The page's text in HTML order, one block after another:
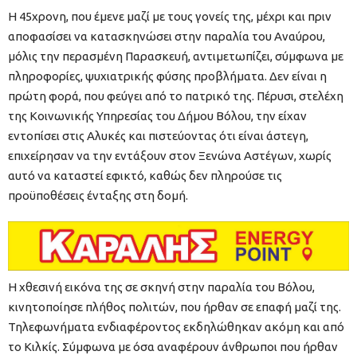
Η 45χρονη, που έμενε μαζί με τους γονείς της, μέχρι και πριν
αποφασίσει να κατασκηνώσει στην παραλία του Αναύρου,
μόλις την περασμένη Παρασκευή, αντιμετωπίζει, σύμφωνα με
πληροφορίες, ψυχιατρικής φύσης προβλήματα. Δεν είναι η
πρώτη φορά, που φεύγει από το πατρικό της. Πέρυσι, στελέχη
της Κοινωνικής Υπηρεσίας του Δήμου Βόλου, την είχαν
εντοπίσει στις Αλυκές και πιστεύοντας ότι είναι άστεγη,
επιχείρησαν να την εντάξουν στον Ξενώνα Αστέγων, χωρίς
αυτό να καταστεί εφικτό, καθώς δεν πληρούσε τις
προϋποθέσεις ένταξης στη δομή.
Η χθεσινή εικόνα της σε σκηνή στην παραλία του Βόλου,
κινητοποίησε πλήθος πολιτών, που ήρθαν σε επαφή μαζί της.
Τηλεφωνήματα ενδιαφέροντος εκδηλώθηκαν ακόμη και από
το Κιλκίς. Σύμφωνα με όσα αναφέρουν άνθρωποι που ήρθαν